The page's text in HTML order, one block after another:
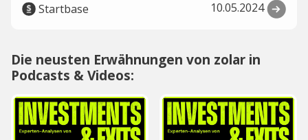
Startbase 10.05.2024
Die neusten Erwähnungen von zolar in
Podcasts & Videos: